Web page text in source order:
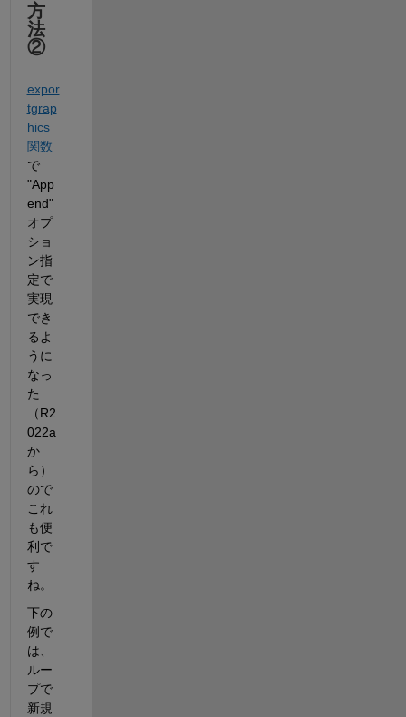
方
法
②
expor
tgrap
hics
関数
で
"App
end"
オプ
ショ
ン指
定で
実現
でき
るよ
うに
なっ
た
（R2
022a
か
ら）
ので
これ
も便
利で
す
ね。
下の
例で
は、
ルー
プで
新規